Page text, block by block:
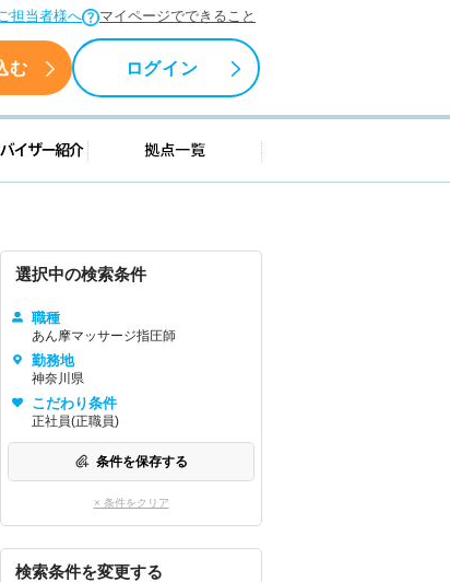
担当者様へ マイページでできること
む ログイン
キャリアアドバイザー紹介 拠点一覧
選択中の検索条件
職種
あん摩マッサージ指圧師
勤務地
神奈川県
こだわり条件
正社員(正職員)
条件を保存する
× 条件をクリア
検索条件を変更する